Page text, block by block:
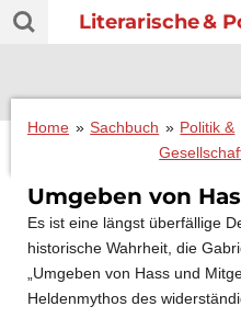
Zum
Hauptinhalt
Literarische&
Home » Sachbuch » Politik &
Umgeben von
Es ist eine längst überfällige
historische Wahrheit, die
„Umgeben von Hass und
Heldenmythos des